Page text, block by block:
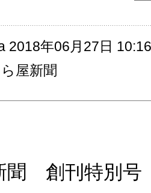
2018年06月27日 10:16
屋新聞
聞 創刊特別号